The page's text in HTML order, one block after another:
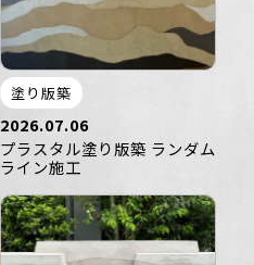
塗り版築
2026.07.06
プラスタル塗り版築 ランダム
ライン施工